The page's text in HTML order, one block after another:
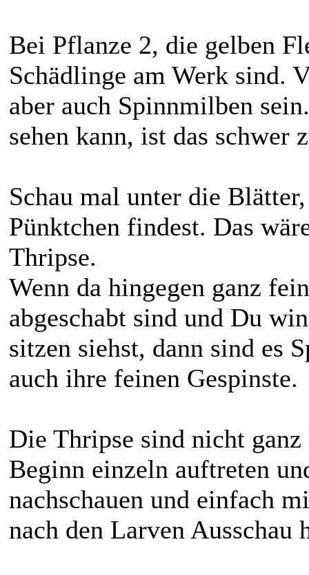
Bei Pflanze 2, die gelben
Schädlinge am Werk sind.
aber auch Spinnmilben
sehen kann, ist das schwer
Schau mal unter die
Pünktchen findest. Das
Thripse.
Wenn da hingegen ganz
abgeschabt sind und Du
sitzen siehst, dann sind es
auch ihre feinen Gespinste.
Die Thripse sind nicht
Beginn einzeln auftreten
nachschauen und einfach
nach den Larven Ausschau